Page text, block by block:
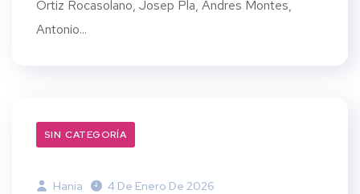
Ortiz Rocasolano, Josep Pla, Andres Montes,
Antonio...
SIN CATEGORÍA
Hania 4 De Enero De 2026